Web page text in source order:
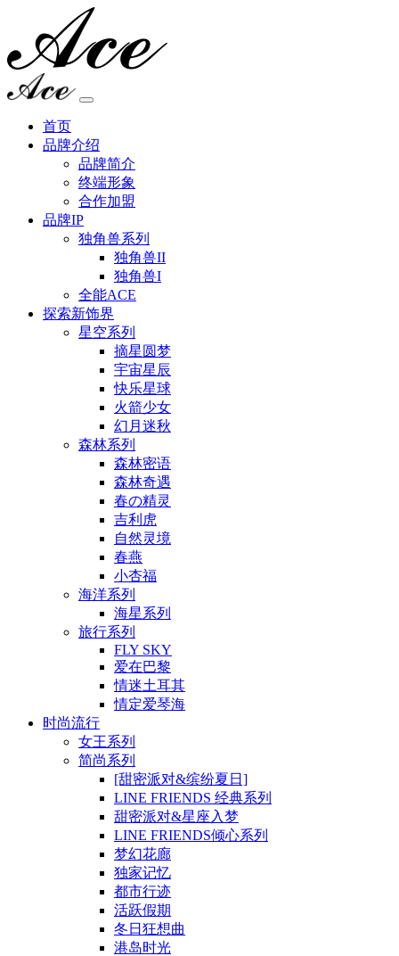
首页
品牌介绍
品牌简介
终端形象
合作加盟
品牌IP
独角兽系列
独角兽II
独角兽I
全能ACE
探索新饰界
星空系列
摘星圆梦
宇宙星辰
快乐星球
火箭少女
幻月迷秋
森林系列
森林密语
森林奇遇
春の精灵
吉利虎
自然灵境
春燕
小杏福
海洋系列
海星系列
旅行系列
FLY SKY
爱在巴黎
情迷土耳其
情定爱琴海
时尚流行
女王系列
简尚系列
[甜密派对&缤纷夏日]
LINE FRIENDS 经典系列
甜密派对&星座入梦
LINE FRIENDS倾心系列
梦幻花廊
独家记忆
都市行迹
活跃假期
冬日狂想曲
港岛时光